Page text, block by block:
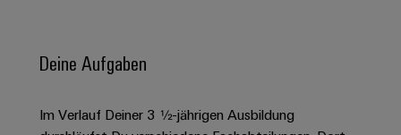
Sicherheit
für
Smart
Building
Verteilerboxen
Elektronik
Weidmüller
PCB
Kundenservice
Webshop
|
Länder
Für
und
Deine Aufgaben
Im Verlauf Deiner 3 ½-jährigen Ausbildung